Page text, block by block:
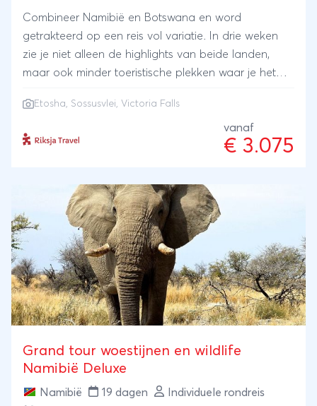
Combineer Namibië en Botswana en word
getrakteerd op een reis vol variatie. In drie weken
zie je niet alleen de highlights van beide landen,
maar ook minder toeristische plekken waar je het
Sossusvlei, spot wild in Etosha en voel het
opstuivende water van de majestueuze Victoria
Falls.
Etosha, Sossusvlei, Victoria Falls
vanaf
€ 3.075
Grand tour woestijnen en wildlife
Namibië Deluxe
Namibië 19 dagen
Individuele rondreis